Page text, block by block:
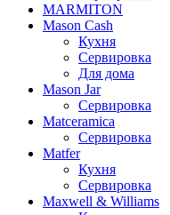
MARMITON
Mason Cash
Кухня
Сервировка
Для дома
Mason Jar
Сервировка
Matceramica
Сервировка
Matfer
Кухня
Сервировка
Maxwell & Williams